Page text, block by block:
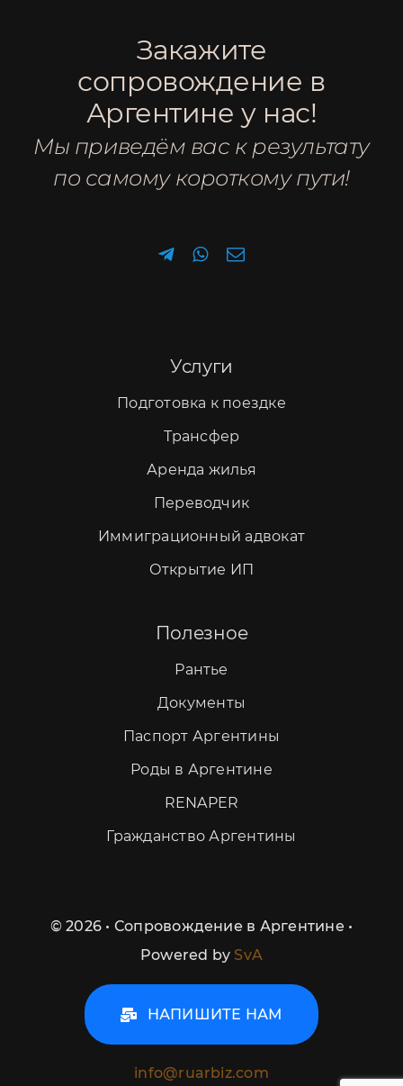
Закажите
сопровождение в
Аргентине у нас!
Мы приведём вас к результату
по самому короткому пути!
Услуги
Подготовка к поездке
Трансфер
Аренда жилья
Переводчик
Иммиграционный адвокат
Открытие ИП
Полезное
Рантье
Документы
Паспорт Аргентины
Роды в Аргентине
RENAPER
Гражданство Аргентины
©2026 • Сопровождение в Аргентине •
Powered by SvA
НАПИШИТЕ НАМ
info@ruarbiz.com
и желаемое время консультации. Мы